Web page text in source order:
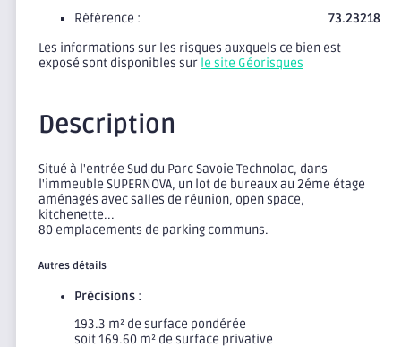
Référence :
73.23218
Les informations sur les risques auxquels ce bien est
exposé sont disponibles sur le site Géorisques
Description
Situé à l'entrée Sud du Parc Savoie Technolac, dans
l'immeuble SUPERNOVA, un lot de bureaux au 2éme étage
aménagés avec salles de réunion, open space,
kitchenette...
80 emplacements de parking communs.
Autres détails
Précisions :
193.3 m² de surface pondérée
soit 169.60 m² de surface privative